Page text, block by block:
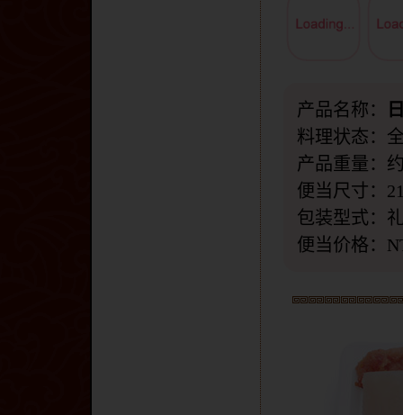
产品名称：
料理状态：
产品重量：
便当尺寸：
包装型式：
便当价格：